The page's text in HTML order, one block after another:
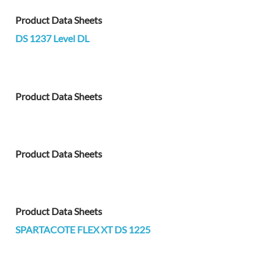
Product Data Sheets
DS 1237 Level DL
Product Data Sheets
Product Data Sheets
Product Data Sheets
SPARTACOTE FLEX XT DS 1225